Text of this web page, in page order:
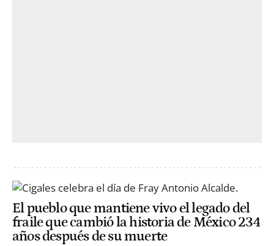
El pueblo que mantiene vivo el legado del
fraile que cambió la historia de México 234
años después de su muerte